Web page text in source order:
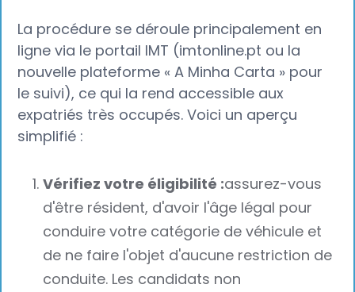
La procédure se déroule principalement en
ligne via le portail IMT (imtonline.pt ou la
nouvelle plateforme « A Minha Carta » pour
le suivi), ce qui la rend accessible aux
expatriés très occupés. Voici un aperçu
simplifié :
Vérifiez votre éligibilité :assurez-vous
d'être résident, d'avoir l'âge légal pour
conduire votre catégorie de véhicule et
de ne faire l'objet d'aucune restriction de
conduite. Les candidats non